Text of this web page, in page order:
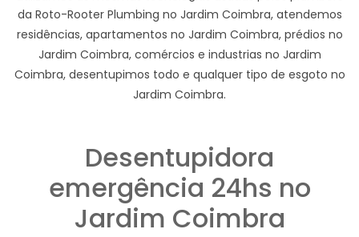
da Roto-Rooter Plumbing no Jardim Coimbra, atendemos
residências, apartamentos no Jardim Coimbra, prédios no
Jardim Coimbra, comércios e industrias no Jardim
Coimbra, desentupimos todo e qualquer tipo de esgoto no
Jardim Coimbra.
Desentupidora
emergência 24hs no
Jardim Coimbra